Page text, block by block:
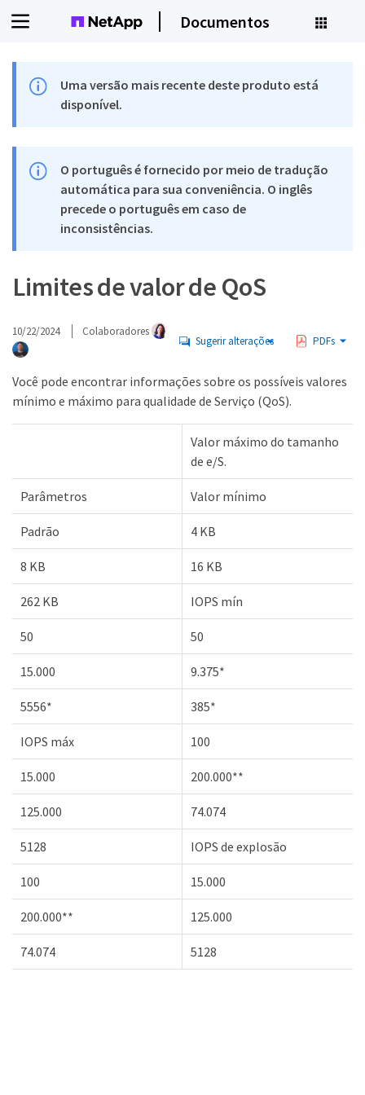
Documentos
Uma versão mais recente deste produto está
disponível.
O português é fornecido por meio de tradução
automática para sua conveniência. O inglês
precede o português em caso de
inconsistências.
Limites de valor de QoS
10/22/2024 Colaboradores
Sugerir alterações PDFs
Você pode encontrar informações sobre os possíveis valores
mínimo e máximo para qualidade de Serviço (QoS).
Valor máximo do tamanho
de e/S.
Parâmetros Valor mínimo
Padrão 4 KB
8 KB 16 KB
262 KB IOPS mín
50 50
15.000 9.375*
5556* 385*
IOPS máx 100
15.000 200.000**
125.000 74.074
5128 IOPS de explosão
100 15.000
200.000** 125.000
74.074 5128